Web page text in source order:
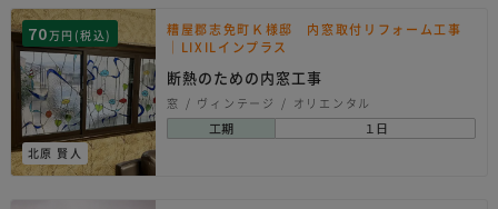
70万円(税込)
北原 賢人
糟屋郡志免町Ｋ様邸 内窓取付リフォーム工事
｜LIXILインプラス
断熱のための内窓工事
窓 ヴィンテージ オリエンタル
工期 １日